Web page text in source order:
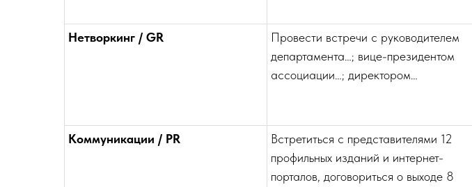
Нетворкинг / GR
Провести встречи с руководителем
департамента…; вице-президентом
ассоциации…; директором…
Коммуникации / PR
Встретиться с представителями 12
профильных изданий и интернет-
порталов, договориться о выходе 8